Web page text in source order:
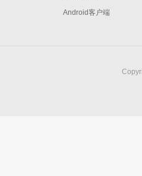
Android客户端